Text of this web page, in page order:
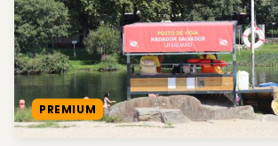
PREMIUM